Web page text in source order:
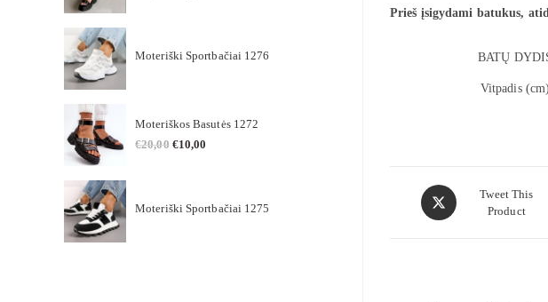
Prieš įsigydami batukus,
BATŲ
Vitpadis (cm)
Tweet This
Product
Moteriški Sportbačiai 1276
Moteriškos Basutės 1272
€20,00 €10,00
Moteriški Sportbačiai 1275